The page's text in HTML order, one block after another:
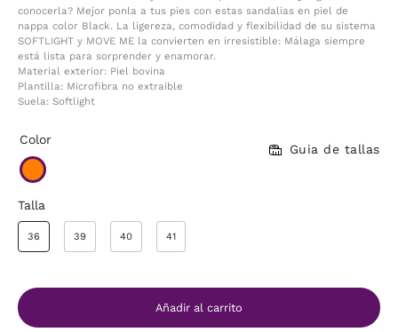
conocerla? Mejor ponla a tus pies con estas sandalias en piel de
nappa color Black. La ligereza, comodidad y flexibilidad de su sistema
SOFTLIGHT y MOVE ME la convierten en irresistible: Málaga siempre
está lista para sorprender y enamorar.
Material exterior: Piel bovina
Plantilla: Microfibra no extraible
Suela: Softlight
Color
Talla
Guia de tallas
36 39 40 41
Añadir al carrito